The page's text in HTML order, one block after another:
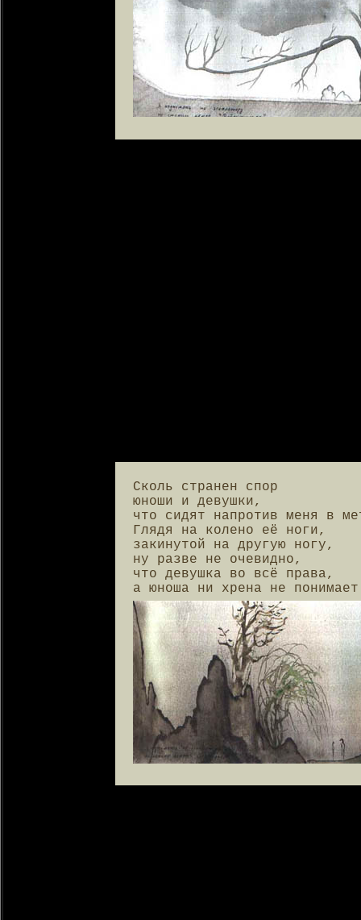
Сколь странен спор
юноши и девушки,
что сидят напротив меня в
Глядя на колено её ноги,
закинутой на другую ногу,
ну разве не очевидно,
что девушка во всё права,
а юноша ни хрена не